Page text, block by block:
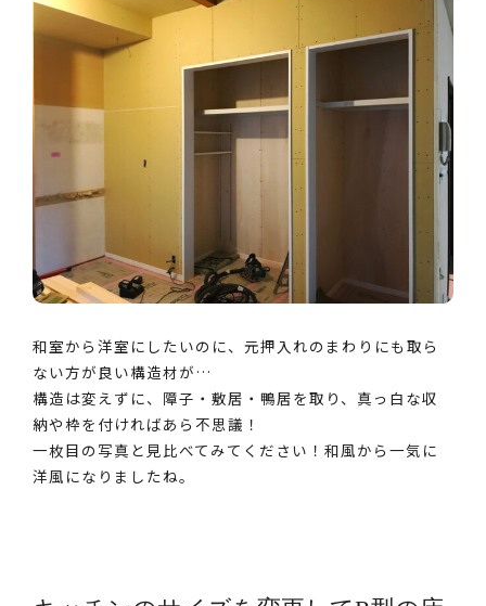
和室から洋室にしたいのに、元押入れのまわりにも取ら
ない方が良い構造材が…
構造は変えずに、障子・敷居・鴨居を取り、真っ白な収
納や枠を付ければあら不思議！
一枚目の写真と見比べてみてください！和風から一気に
洋風になりましたね。